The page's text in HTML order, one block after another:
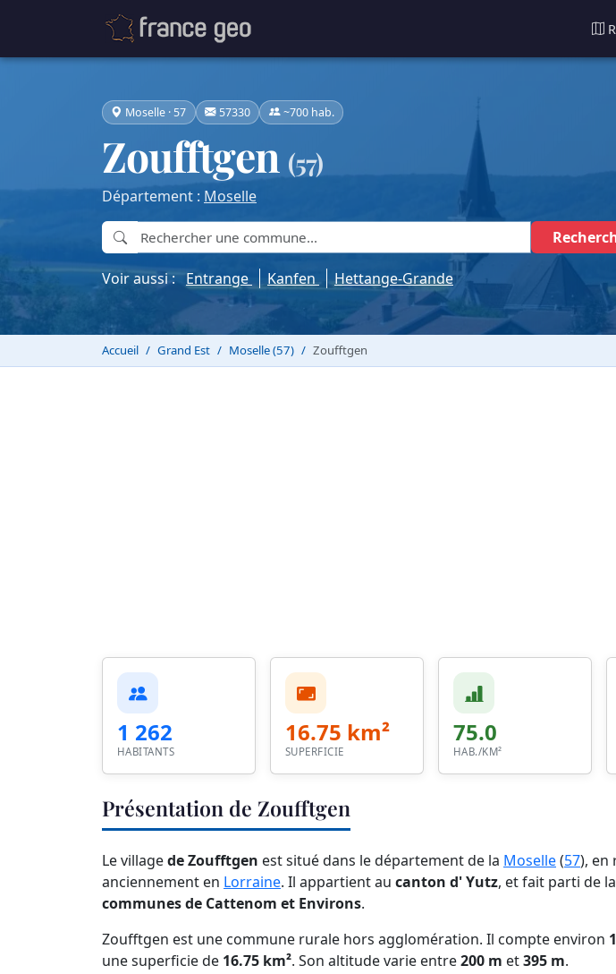
Moselle · 57 57330 ~700 hab.
Zoufftgen (57)
Département : Moselle
Voir aussi :Entrange Kanfen Hettange-Grande
Accueil Grand Est Moselle (57) Zoufftgen
1 262
HABITANTS
16.75 km²
SUPERFICIE
75.0
HAB./KM²
Présentation de Zoufftgen
Le villagede Zoufftgen est situé dans le département de la Moselle(57), en
anciennement en Lorraine. Il appartient au canton d' Yutz, et fait parti de la
communes de Cattenom et Environs.
Zoufftgen est une commune rurale hors agglomération. Il compte environ
une superficie de 16.75 km². Son altitude varie entre200 m et395 m.